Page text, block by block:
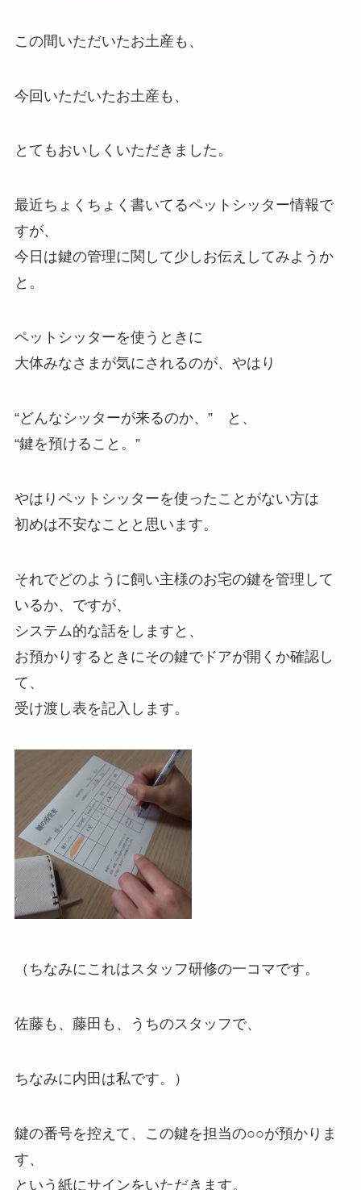
この間いただいたお土産も、
今回いただいたお土産も、
とてもおいしくいただきました。
最近ちょくちょく書いてるペットシッター情報で
すが、
今日は鍵の管理に関して少しお伝えしてみようか
と。
ペットシッターを使うときに
大体みなさまが気にされるのが、やはり
“どんなシッターが来るのか、” と、
“鍵を預けること。”
やはりペットシッターを使ったことがない方は
初めは不安なことと思います。
それでどのように飼い主様のお宅の鍵を管理して
いるか、ですが、
システム的な話をしますと、
お預かりするときにその鍵でドアが開くか確認し
て、
受け渡し表を記入します。
（ちなみにこれはスタッフ研修の一コマです。
佐藤も、藤田も、うちのスタッフで、
ちなみに内田は私です。）
鍵の番号を控えて、この鍵を担当の○○が預かりま
す、
という紙にサインをいただきます。